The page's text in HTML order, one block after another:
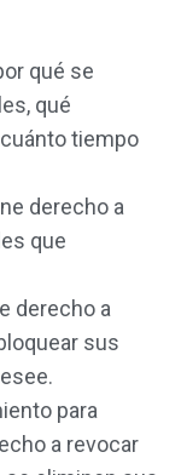
qué se
qué
tiempo
derecho a
que
derecho a
sus
para
a revocar